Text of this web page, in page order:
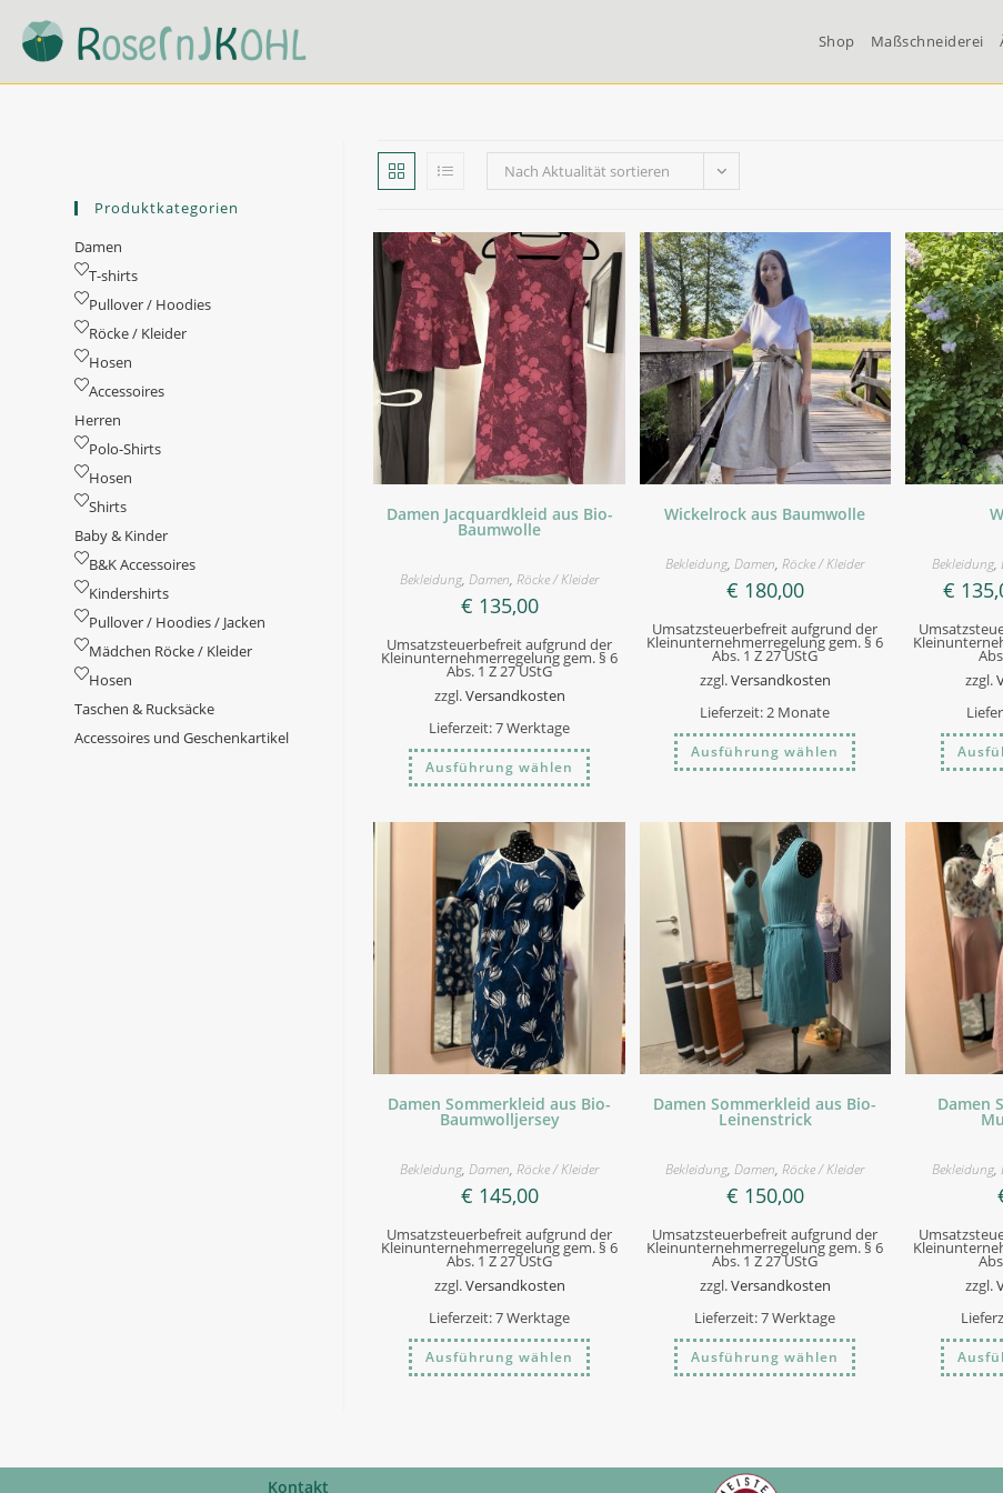
Inhalt
springen
Shop Maßschneiderei
Nach Aktualität sortieren
Damen Jacquardkleid aus Bio-
Baumwolle
Bekleidung,Damen,Röcke / Kleider
€ 135,00
Umsatzsteuerbefreit aufgrund der
Kleinunternehmerregelung gem. § 6
Abs. 1 Z 27 UStG
zzgl.Versandkosten
Lieferzeit:7 Werktage
Ausführung wählen
Dieses
Produkt
weist
Die
Produktseite
gewählt
werden
Wickelrock aus Baumwolle
Bekleidung,Damen,Röcke / Kleider
€ 180,00
Umsatzsteuerbefreit aufgrund der
Kleinunternehmerregelung gem. § 6
Abs. 1 Z 27 UStG
zzgl.Versandkosten
Lieferzeit:2 Monate
Ausführung wählen
Dieses
Produkt
weist
Die
Optionen
können
auf
der
Produktseite
gewählt
werden
Bekleidung,
€
zzgl.
Damen Sommerkleid aus Bio-
Baumwolljersey
Bekleidung,Damen,Röcke / Kleider
€ 145,00
Umsatzsteuerbefreit aufgrund der
Kleinunternehmerregelung gem. § 6
Abs. 1 Z 27 UStG
zzgl.Versandkosten
Lieferzeit:7 Werktage
Ausführung wählen
Dieses
Produkt
weist
können
Damen Sommerkleid aus Bio-
Leinenstrick
Bekleidung,Damen,Röcke / Kleider
€ 150,00
Umsatzsteuerbefreit aufgrund der
Kleinunternehmerregelung gem. § 6
Abs. 1 Z 27 UStG
zzgl.Versandkosten
Lieferzeit:7 Werktage
Ausführung wählen
Dieses
Produkt
weist
können
Damen
Bekleidung,
zzgl.
Produktkategorien
Damen
T-shirts
Pullover / Hoodies
Röcke / Kleider
Hosen
Accessoires
Herren
Polo-Shirts
Hosen
Shirts
Baby & Kinder
B&K Accessoires
Kindershirts
Pullover / Hoodies / Jacken
Mädchen Röcke / Kleider
Hosen
Taschen & Rucksäcke
Accessoires und Geschenkartikel
Kontakt